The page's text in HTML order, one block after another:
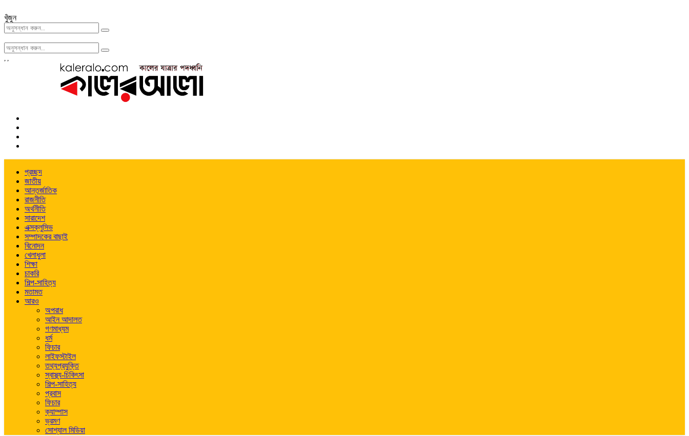
খুঁজুন
, ,
প্রচ্ছদ
জাতীয়
আন্তর্জাতিক
রাজনীতি
অর্থনীতি
সারাদেশ
এক্সক্লুসিভ
সম্পাদকের বাছাই
বিনোদন
খেলাধুলা
শিক্ষা
চাকরি
শিল্প-সাহিত্য
মতামত
আরও
অপরাধ
আইন আদালত
গণমাধ্যম
ধর্ম
ফিচার
লাইফস্টাইল
তথ্যপ্রযুক্তি
স্বাস্থ্য-চিকিৎসা
শিল্প-সাহিত্য
প্রবাস
ফিচার
ক্যাম্পাস
ভ্রমণ
সোশ্যাল মিডিয়া